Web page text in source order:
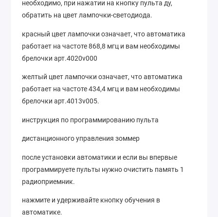
необходимо, при нажатии на кнопку пульта ду,
обратить на цвет лампочки-светодиода.
красный цвет лампочки означает, что автоматика
работает на частоте 868,8 мгц и вам необходимы
брелочки арт.4020v000
желтый цвет лампочки означает, что автоматика
работает на частоте 434,4 мгц и вам необходимы
брелочки арт.4013v005.
инструкция по программированию пульта
дистанционного управления зоммер
после установки автоматики и если вы впервые
программируете пульты нужно очистить память 1
радиоприемник.
нажмите и удерживайте кнопку обучения в
автоматике.